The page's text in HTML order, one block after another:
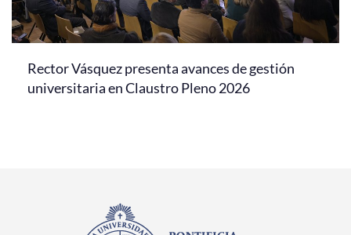
Rector Vásquez presenta avances de gestión
universitaria en Claustro Pleno 2026